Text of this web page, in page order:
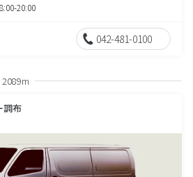
20:00
042-481-0100
2089m
調布